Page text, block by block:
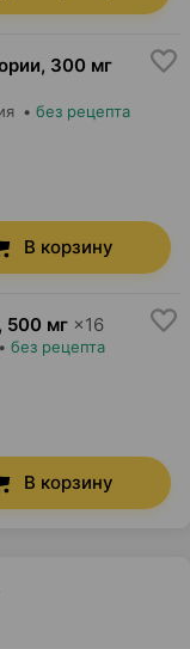
, 300 мг
• без рецепта
В корзину
, 500 мг ×16
• без рецепта
В корзину